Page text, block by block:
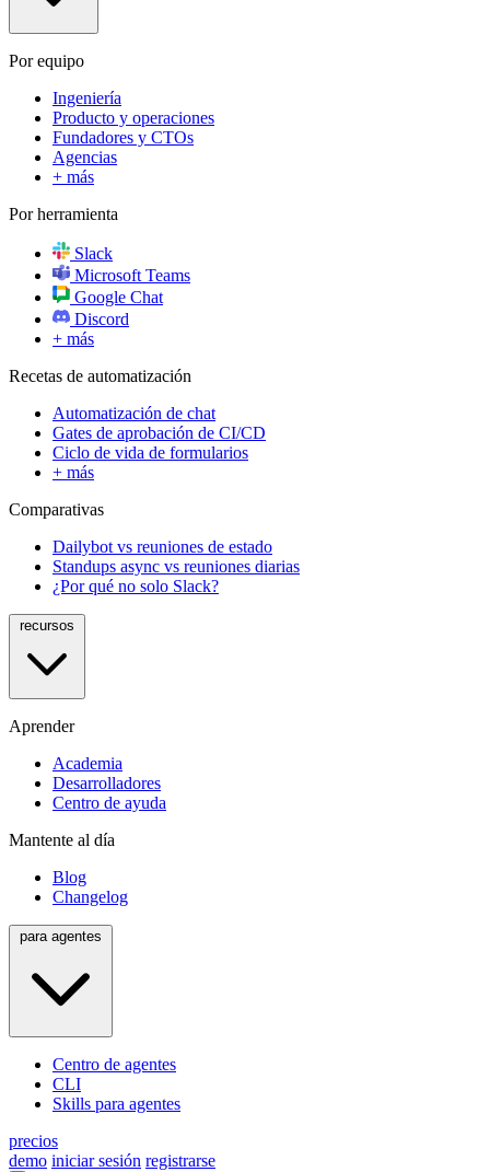
Por equipo
Ingeniería
Producto y operaciones
Fundadores y CTOs
Agencias
+ más
Por herramienta
Slack
Microsoft Teams
Google Chat
Discord
+ más
Recetas de automatización
Automatización de chat
Gates de aprobación de CI/CD
Ciclo de vida de formularios
+ más
Comparativas
Dailybot vs reuniones de estado
Standups async vs reuniones diarias
¿Por qué no solo Slack?
Aprender
Academia
Desarrolladores
Centro de ayuda
Mantente al día
Blog
Changelog
Centro de agentes
CLI
Skills para agentes
precios
demo iniciar sesión registrarse